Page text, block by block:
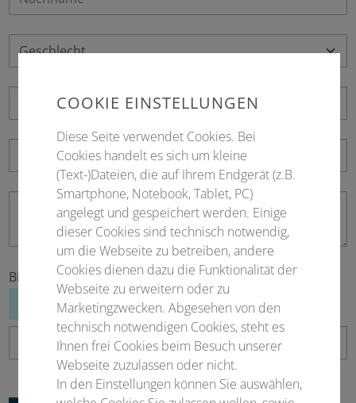
Bitte ausfüllen*
COOKIE EINSTELLUNGEN
Diese Seite verwendet Cookies. Bei
Cookies handelt es sich um kleine
(Text-)Dateien, die auf Ihrem Endgerät (z.B.
Smartphone, Notebook, Tablet, PC)
angelegt und gespeichert werden. Einige
dieser Cookies sind technisch notwendig,
um die Webseite zu betreiben, andere
Cookies dienen dazu die Funktionalität der
Webseite zu erweitern oder zu
Marketingzwecken. Abgesehen von den
technisch notwendigen Cookies, steht es
Ihnen frei Cookies beim Besuch unserer
Webseite zuzulassen oder nicht.
In den Einstellungen können Sie auswählen,